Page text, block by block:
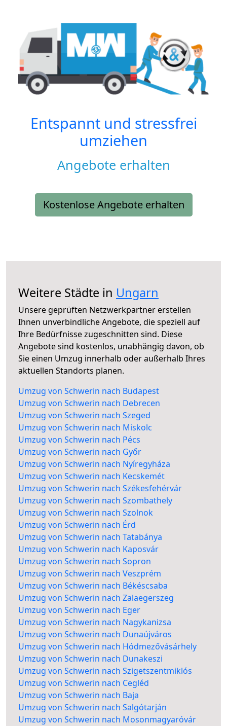
Entspannt und stressfrei
umziehen
Angebote erhalten
Kostenlose Angebote erhalten
Weitere Städte in Ungarn
Unsere geprüften Netzwerkpartner erstellen
Ihnen unverbindliche Angebote, die speziell auf
Ihre Bedürfnisse zugeschnitten sind. Diese
Angebote sind kostenlos, unabhängig davon, ob
Sie einen Umzug innerhalb oder außerhalb Ihres
aktuellen Standorts planen.
Umzug von Schwerin nach Budapest
Umzug von Schwerin nach Debrecen
Umzug von Schwerin nach Szeged
Umzug von Schwerin nach Miskolc
Umzug von Schwerin nach Pécs
Umzug von Schwerin nach Győr
Umzug von Schwerin nach Nyíregyháza
Umzug von Schwerin nach Kecskemét
Umzug von Schwerin nach Székesfehérvár
Umzug von Schwerin nach Szombathely
Umzug von Schwerin nach Szolnok
Umzug von Schwerin nach Érd
Umzug von Schwerin nach Tatabánya
Umzug von Schwerin nach Kaposvár
Umzug von Schwerin nach Sopron
Umzug von Schwerin nach Veszprém
Umzug von Schwerin nach Békéscsaba
Umzug von Schwerin nach Zalaegerszeg
Umzug von Schwerin nach Eger
Umzug von Schwerin nach Nagykanizsa
Umzug von Schwerin nach Dunaújváros
Umzug von Schwerin nach Hódmezővásárhely
Umzug von Schwerin nach Dunakeszi
Umzug von Schwerin nach Szigetszentmiklós
Umzug von Schwerin nach Cegléd
Umzug von Schwerin nach Baja
Umzug von Schwerin nach Salgótarján
Umzug von Schwerin nach Mosonmagyaróvár